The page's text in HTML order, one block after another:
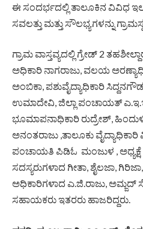
ಈ ಸಂದರ್ಭದಲ್ಲಿ ತಾಲೂಕಿನ ವಿವಿಧ
ಸವಲತ್ತು ಮತ್ತು ಸೌಲಭ್ಯಗಳನ್ನು
ಗ್ರಾಮ ವಾಸ್ತವ್ಯದಲ್ಲಿ ಗ್ರೇಡ್ 2
ಅಧಿಕಾರಿ ನಾಗರಾಜು, ವಲಯ
ಅಂಬಿಕಾ, ಪಶುವೈದ್ಯಾಧಿಕಾರಿ
ಉಮಾದೇವಿ, ಜಿಲ್ಲಾ ಪಂಚಾಯತ್
ಭೂಮಾಪನಾಧಿಕಾರಿ ರುದ್ರೇಶ್,
ಅನಂತರಾಜು ,ತಾಲೂಕು
ಪಂಚಾಯತಿ ಪಿಡಿಓ ಮಂಜುಳ , ಅಧ್ಯಕ್ಷೆ
ಸದಸ್ಯರುಗಳಾದ ಗೀತಾ, ಶೈಲಜಾ,
ಅಧಿಕಾರಿಗಳಾದ ಎ.ಜಿ.ರಾಜು, ಅಮ್ಜದ್
ಸಹಾಯಕರು ಇತರರು ಹಾಜರಿದ್ದರು.